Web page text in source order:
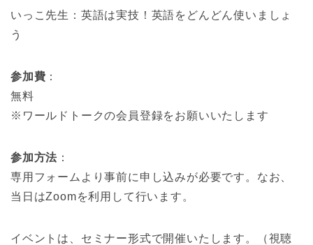
いっこ先生：英語は実技！英語をどんどん使いましょ
う
参加費 ：
無料
※ワールドトークの会員登録をお願いいたします
参加方法 ：
専用フォームより事前に申し込みが必要です。なお、
当日はZoomを利用して行います。
イベントは、セミナー形式で開催いたします。（視聴